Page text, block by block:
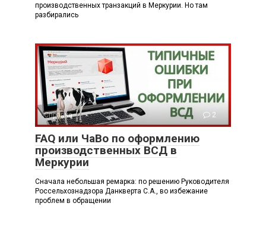
производственных транзакций в Меркурии. Но там
разбирались
Справка 2
FAQ или ЧаВо по оформлению
производственных ВСД в
Меркурии
Сначала небольшая ремарка: по решению Руководителя
Россельхознадзора Данкверта С.А., во избежание
проблем в обращении